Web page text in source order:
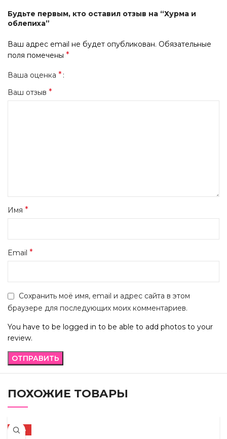
Будьте первым, кто оставил отзыв на “Хурма и
облепиха”
Ваш адрес email не будет опубликован. Обязательные
поля помечены *
Ваша оценка *
Ваш отзыв *
Имя *
Email *
Сохранить моё имя, email и адрес сайта в этом
браузере для последующих моих комментариев.
You have to be logged in to be able to add photos to your
review.
ПОХОЖИЕ ТОВАРЫ
-59%